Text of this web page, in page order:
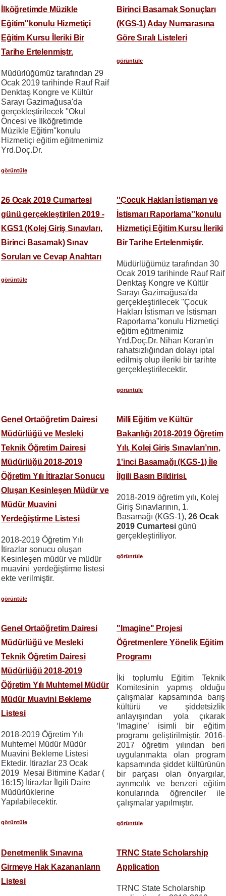
İlköğretimde Müzikle
Eğitim''konulu Hizmetiçi
Eğitim Kursu İleriki Bir
Tarihe Ertelenmiştr.
Müdürlüğümüz tarafından 29
Ocak 2019 tarihinde Rauf Raif
Denktaş Kongre ve Kültür
Sarayı Gazimağusa'da
gerçekleştirilecek ''Okul
Öncesi ve İlköğretimde
Müzikle Eğitim''konulu
Hizmetiçi eğitim eğitmenimiz
Yrd.Doç.Dr.
görüntüle
Birinci Basamak Sonuçları
(KGS-1) Aday Numarasına
Göre Sıralı Listeleri
görüntüle
26 Ocak 2019 Cumartesi
günü gerçekleştirilen 2019 -
KGS1 (Kolej Giriş Sınavları,
Birinci Basamak) Sınav
Soruları ve Cevap Anahtarı
görüntüle
''Çocuk Hakları İstismarı ve
İstismarı Raporlama''konulu
Hizmetiçi Eğitim Kursu İleriki
Bir Tarihe Ertelenmiştir.
Müdürlüğümüz tarafından 30
Ocak 2019 tarihinde Rauf Raif
Denktaş Kongre ve Kültür
Sarayı Gazimağusa'da
gerçekleştirilecek ''Çocuk
Hakları İstismarı ve İstismarı
Raporlama''konulu Hizmetiçi
eğitim eğitmenimiz
Yrd.Doç.Dr. Nihan Koran'ın
rahatsızlığından dolayı iptal
edilmiş olup ileriki bir tarihte
gerçekleştirilecektir.
görüntüle
Genel Ortaöğretim Dairesi
Müdürlüğü ve Mesleki
Teknik Öğretim Dairesi
Müdürlüğü 2018-2019
Öğretim Yılı İtirazlar Sonucu
Oluşan Kesinleşen Müdür ve
Müdür Muavini
Yerdeğiştirme Listesi
2018-2019 Öğretim Yılı
İtirazlar sonucu oluşan
Kesinleşen müdür ve müdür
muavini yerdeğiştirme listesi
ekte verilmiştir.
görüntüle
Milli Eğitim ve Kültür
Bakanlığı 2018-2019 Öğretim
Yılı, Kolej Giriş Sınavları’nın,
1'inci Basamağı (KGS-1) İle
İlgili Basın Bildirisi.
2018-2019 öğretim yılı, Kolej
Giriş Sınavlarının, 1.
Basamağı (KGS-1), 26 Ocak
2019 Cumartesi günü
gerçekleştiriliyor.
görüntüle
Genel Ortaöğretim Dairesi
Müdürlüğü ve Mesleki
Teknik Öğretim Dairesi
Müdürlüğü 2018-2019
Öğretim Yılı Muhtemel Müdür
Müdür Muavini Bekleme
Listesi
2018-2019 Öğretim Yılı
Muhtemel Müdür Müdür
Muavini Bekleme Listesi
Ektedir. İtirazlar 23 Ocak
2019 Mesai Bitimine Kadar (
16:15) İtirazlar İlgili Daire
Müdürlüklerine
Yapılabilecektir.
görüntüle
"Imagine" Projesi
Öğretmenlere Yönelik Eğitim
Programı
İki toplumlu Eğitim Teknik
Komitesinin yapmış olduğu
çalışmalar kapsamında
barış
kültürü ve şiddetsizlik
anlayışından yola çıkarak
‘Imagine’ isimli bir eğitim
programı geliştirilmiştir. 2016-
2017 öğretim yılından beri
uygulanmakta olan program
kapsamında şiddet kültürünün
bir parçası olan önyargılar,
ayrımcılık ve benzeri eğitim
konularında öğrenciler ile
çalışmalar yapılmıştır.
görüntüle
Denetmenlik Sınavına
Girmeye Hak Kazananların
Listesi
TRNC State Scholarship
Application
TRNC State Scholarship